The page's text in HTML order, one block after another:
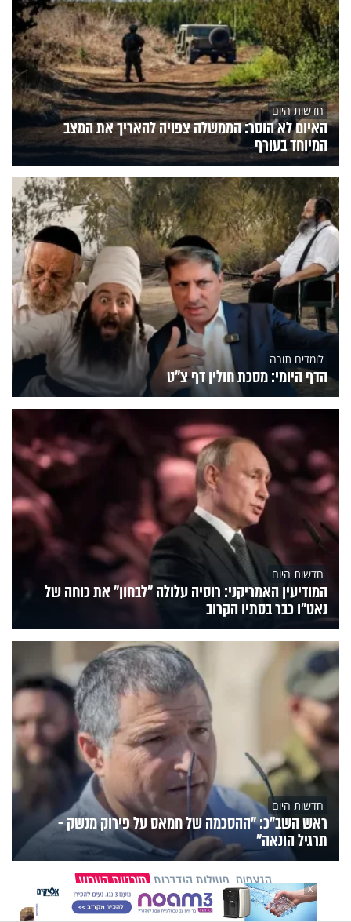
חדשות היום
האיום לא הוסר: הממשלה צפויה להאריך את המצב
המיוחד בעורף
לומדים תורה
הדף היומי: מסכת חולין דף צ"ט
חדשות היום
המודיעין האמריקני: רוסיה עלולה "לבחון" את כוחה של
נאט"ו כבר בסתיו הקרוב
חדשות היום
ראש השב"כ: "ההסכמה של חמאס על פירוק מנשק -
תרגיל הונאה"
הנצפים פעילות הידברות תוכניות הערוץ X